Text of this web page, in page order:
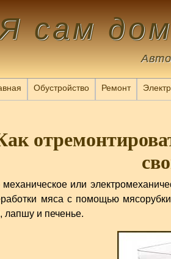
сам
Обустройство Ремонт
механическое или
мяса с помощью
лапшу и печенье.